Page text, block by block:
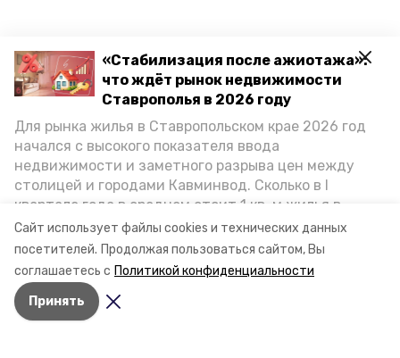
Сайт использует файлы cookies и технических данных
посетителей. Продолжая пользоваться сайтом, Вы
соглашаетесь с Политикой конфиденциальности
Принять
«Стабилизация после ажиотажа»:
что ждёт рынок недвижимости
Ставрополья в 2026 году
Для рынка жилья в Ставропольском крае 2026 год
начался с высокого показателя ввода
недвижимости и заметного разрыва цен между
столицей и городами Кавминвод. Сколько в I
квартале года в среднем стоит 1 кв. м жилья в
городах и округах региона, как изменился спрос на
первичку и вторичку, какова себестоимость
стройки собственного жилья в этом году и какие
прогнозы о стоимости квадратных метров дают
эксперты, выясняла корреспондент «Победы26».